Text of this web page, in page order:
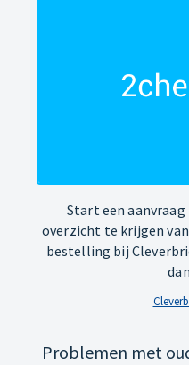
Start een
overzicht te krijgen
bestelling bij
Problemen met